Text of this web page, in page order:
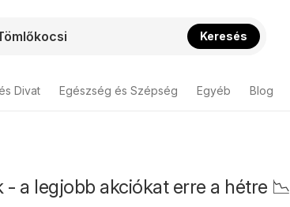
Keresés
Divat Egészség és Szépség Egyéb Blog
a legjobb akciókat erre a hétre 📉